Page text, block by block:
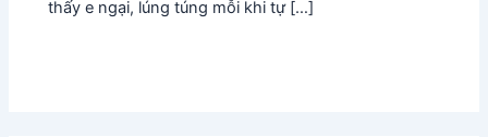
thấy e ngại, lúng túng mỗi khi tự […]